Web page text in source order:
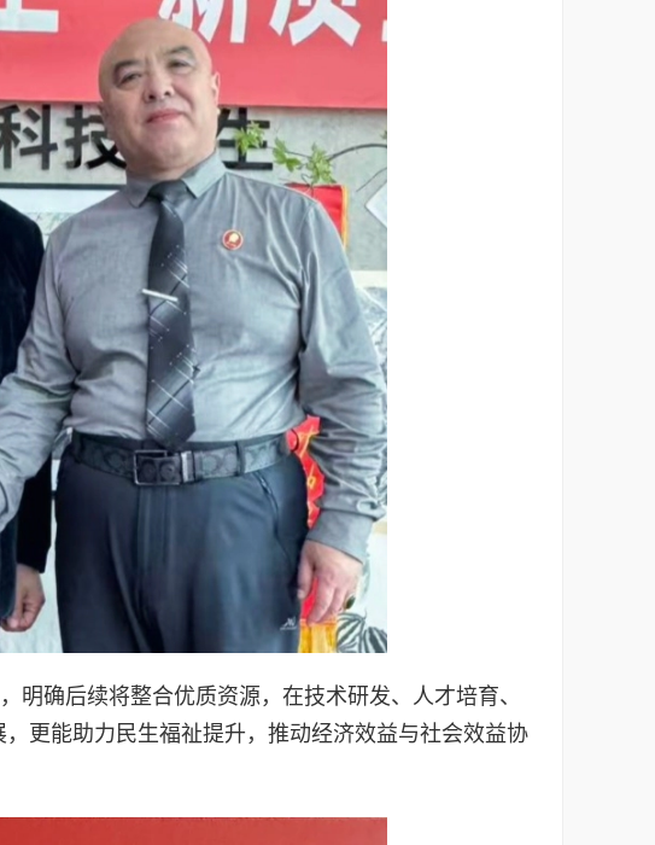
明确后续将整合优质资源，在技术研发、人才培育、
更能助力民生福祉提升，推动经济效益与社会效益协